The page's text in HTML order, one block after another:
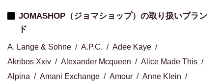
JOMASHOP（ジョマショップ）の取り扱いブラン
ド
A. Lange & Sohne A.P.C.
Adee Kaye
Akribos Xxiv
Alexander Mcqueen
Alice Made This
Alpina
Amani Exchange Amour
Anne Klein